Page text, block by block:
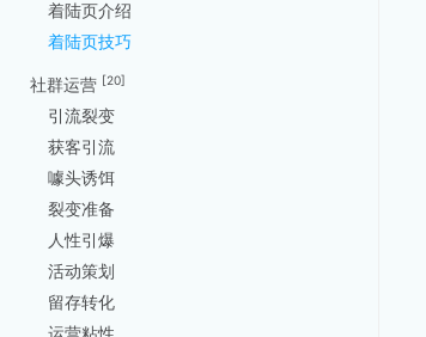
着陆页介绍
着陆页技巧
社群运营 [20]
引流裂变
获客引流
噱头诱饵
裂变准备
人性引爆
活动策划
留存转化